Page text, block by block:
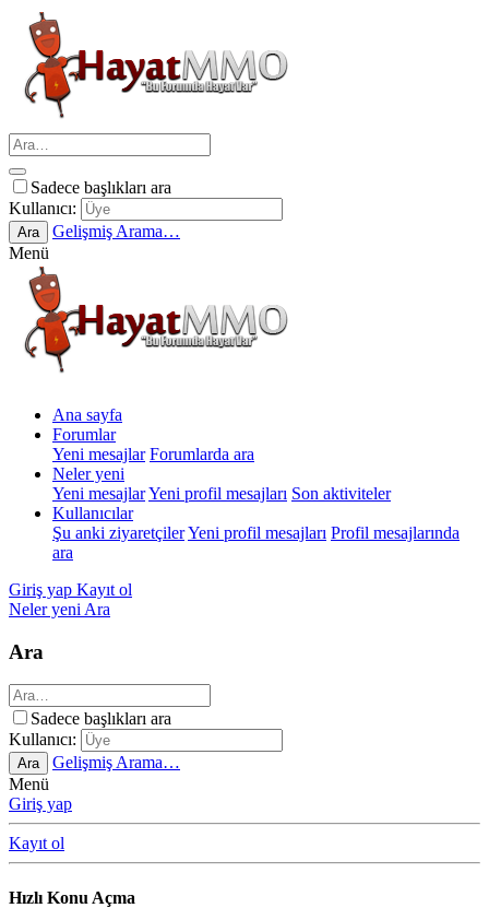
Sadece başlıkları ara
Kullanıcı:
Ara
Gelişmiş Arama…
Menü
Ana sayfa
Forumlar
Yeni mesajlar Forumlarda ara
Neler yeni
Yeni mesajlarYeni profil mesajları Son aktiviteler
Kullanıcılar
Şu anki ziyaretçilerYeni profil mesajları Profil mesajlarında
ara
Giriş yap Kayıt ol
Neler yeni Ara
Ara
Sadece başlıkları ara
Kullanıcı:
Ara
Gelişmiş Arama…
Menü
Giriş yap
Kayıt ol
Hızlı Konu Açma